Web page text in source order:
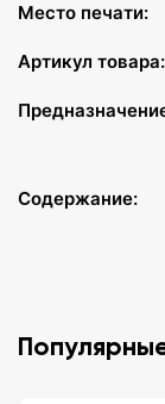
Место печати:
Артикул товара:
Содержание: